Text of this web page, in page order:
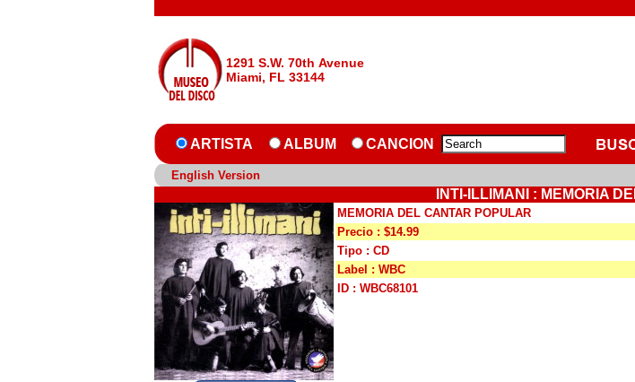
1291 S.W. 70th Avenue
Miami, FL 33144
ARTISTA ALBUM CANCION
English Version
INTI-ILLIMANI : MEMORIA
MEMORIA DEL CANTAR POPULAR
Precio : $14.99
Tipo : CD
Label : WBC
ID : WBC68101